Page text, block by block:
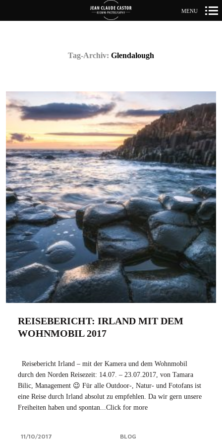
MENU
Tag-Archiv: Glendalough
REISEBERICHT: IRLAND MIT DEM
WOHNMOBIL 2017
Reisebericht Irland – mit der Kamera und dem Wohnmobil
durch den Norden Reisezeit: 14.07. – 23.07.2017, von Tamara
Bilic, Management 😉 Für alle Outdoor-, Natur- und Fotofans ist
eine Reise durch Irland absolut zu empfehlen. Da wir gern unsere
Freiheiten haben und spontan...Click for more
11/10/2017 BLOG